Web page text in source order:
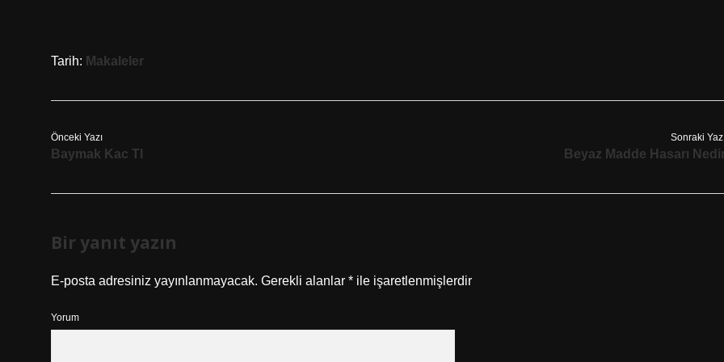
Tarih: Makaleler
Önceki Yazı
Baymak Kac Tl
Sonraki
Beyaz Madde Hasarı
Bir yanıt yazın
E-posta adresiniz yayınlanmayacak. Gerekli alanlar * ile işaretlenmişlerdir
Yorum